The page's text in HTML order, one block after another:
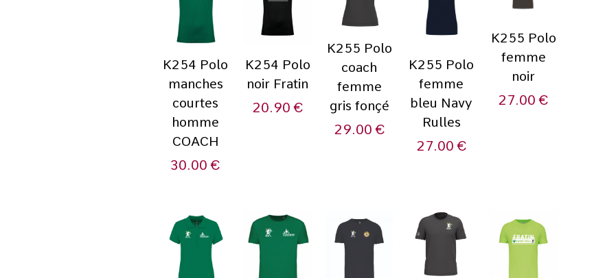
K254 Polo
manches
courtes
homme
COACH
30.00€
K254 Polo
noir Fratin
20.90€
K255 Polo
coach
femme
gris fonçé
29.00€
K255 Polo
femme
bleu Navy
Rulles
27.00€
K255 Polo
femme
noir
27.00€